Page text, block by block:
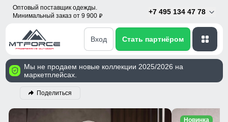
Оптовый поставщик одежды.
Минимальный заказ от 9 900 p
+7 495 134 47 78
Вход Стать партнёром
Мы не продаем новые коллекции 2025/2026 на
маркетплейсах.
Поделиться
Новинка